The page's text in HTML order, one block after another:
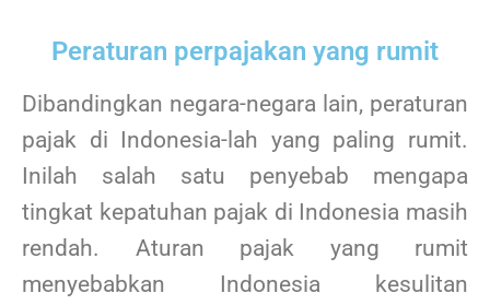
Peraturan perpajakan yang rumit
Dibandingkan negara-negara lain, peraturan
pajak di Indonesia-lah yang paling rumit.
Inilah salah satu penyebab mengapa
tingkat kepatuhan pajak di Indonesia masih
rendah. Aturan pajak yang rumit
menyebabkan Indonesia kesulitan